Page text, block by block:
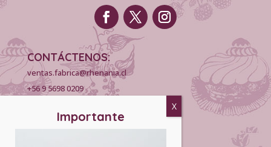
CONTÁCTENOS:
ventas.fabrica@rhenania.cl
+56 9 5698 0209
INFORMACIÓN: